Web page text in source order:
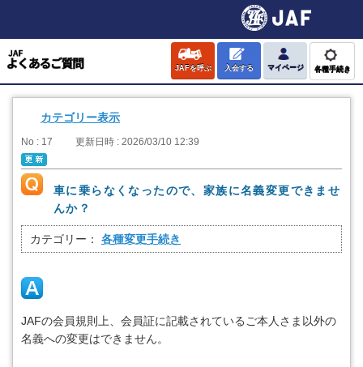
JAFを呼ぶ 入会する マイページ 各種手続き
カテゴリー表示
No : 17 更新日時 : 2026/03/10 12:39
車に乗らなくなったので、家族に名義変更できませ
んか？
カテゴリー： 各種変更手続き
JAFの会員規則上、会員証に記載されているご本人さま以外の
名義への変更はできません。